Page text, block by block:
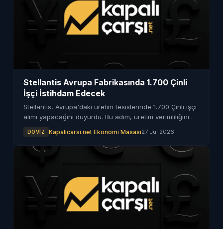
Stellantis Avrupa Fabrikasında 1.700 Çinli
İşçi İstihdam Edecek
Stellantis, Avrupa'daki üretim tesislerinde 1.700 Çinli işçi
alımı yapacağını duyurdu. Bu adım, üretim verimliliğini
DÖVIZ Kapalicarsi.net Ekonomi Masasi27 Jul 2026